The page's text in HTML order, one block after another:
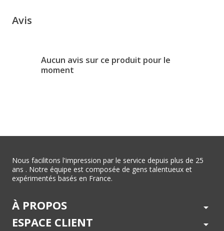
Avis
Aucun avis sur ce produit pour le
moment
Nous facilitons l'impression par le service depuis plus de 25
ans . Notre équipe est composée de gens talentueux et
expérimentés basés en France.
À PROPOS arrow_drop_down
ESPACE CLIENT arrow_drop_down